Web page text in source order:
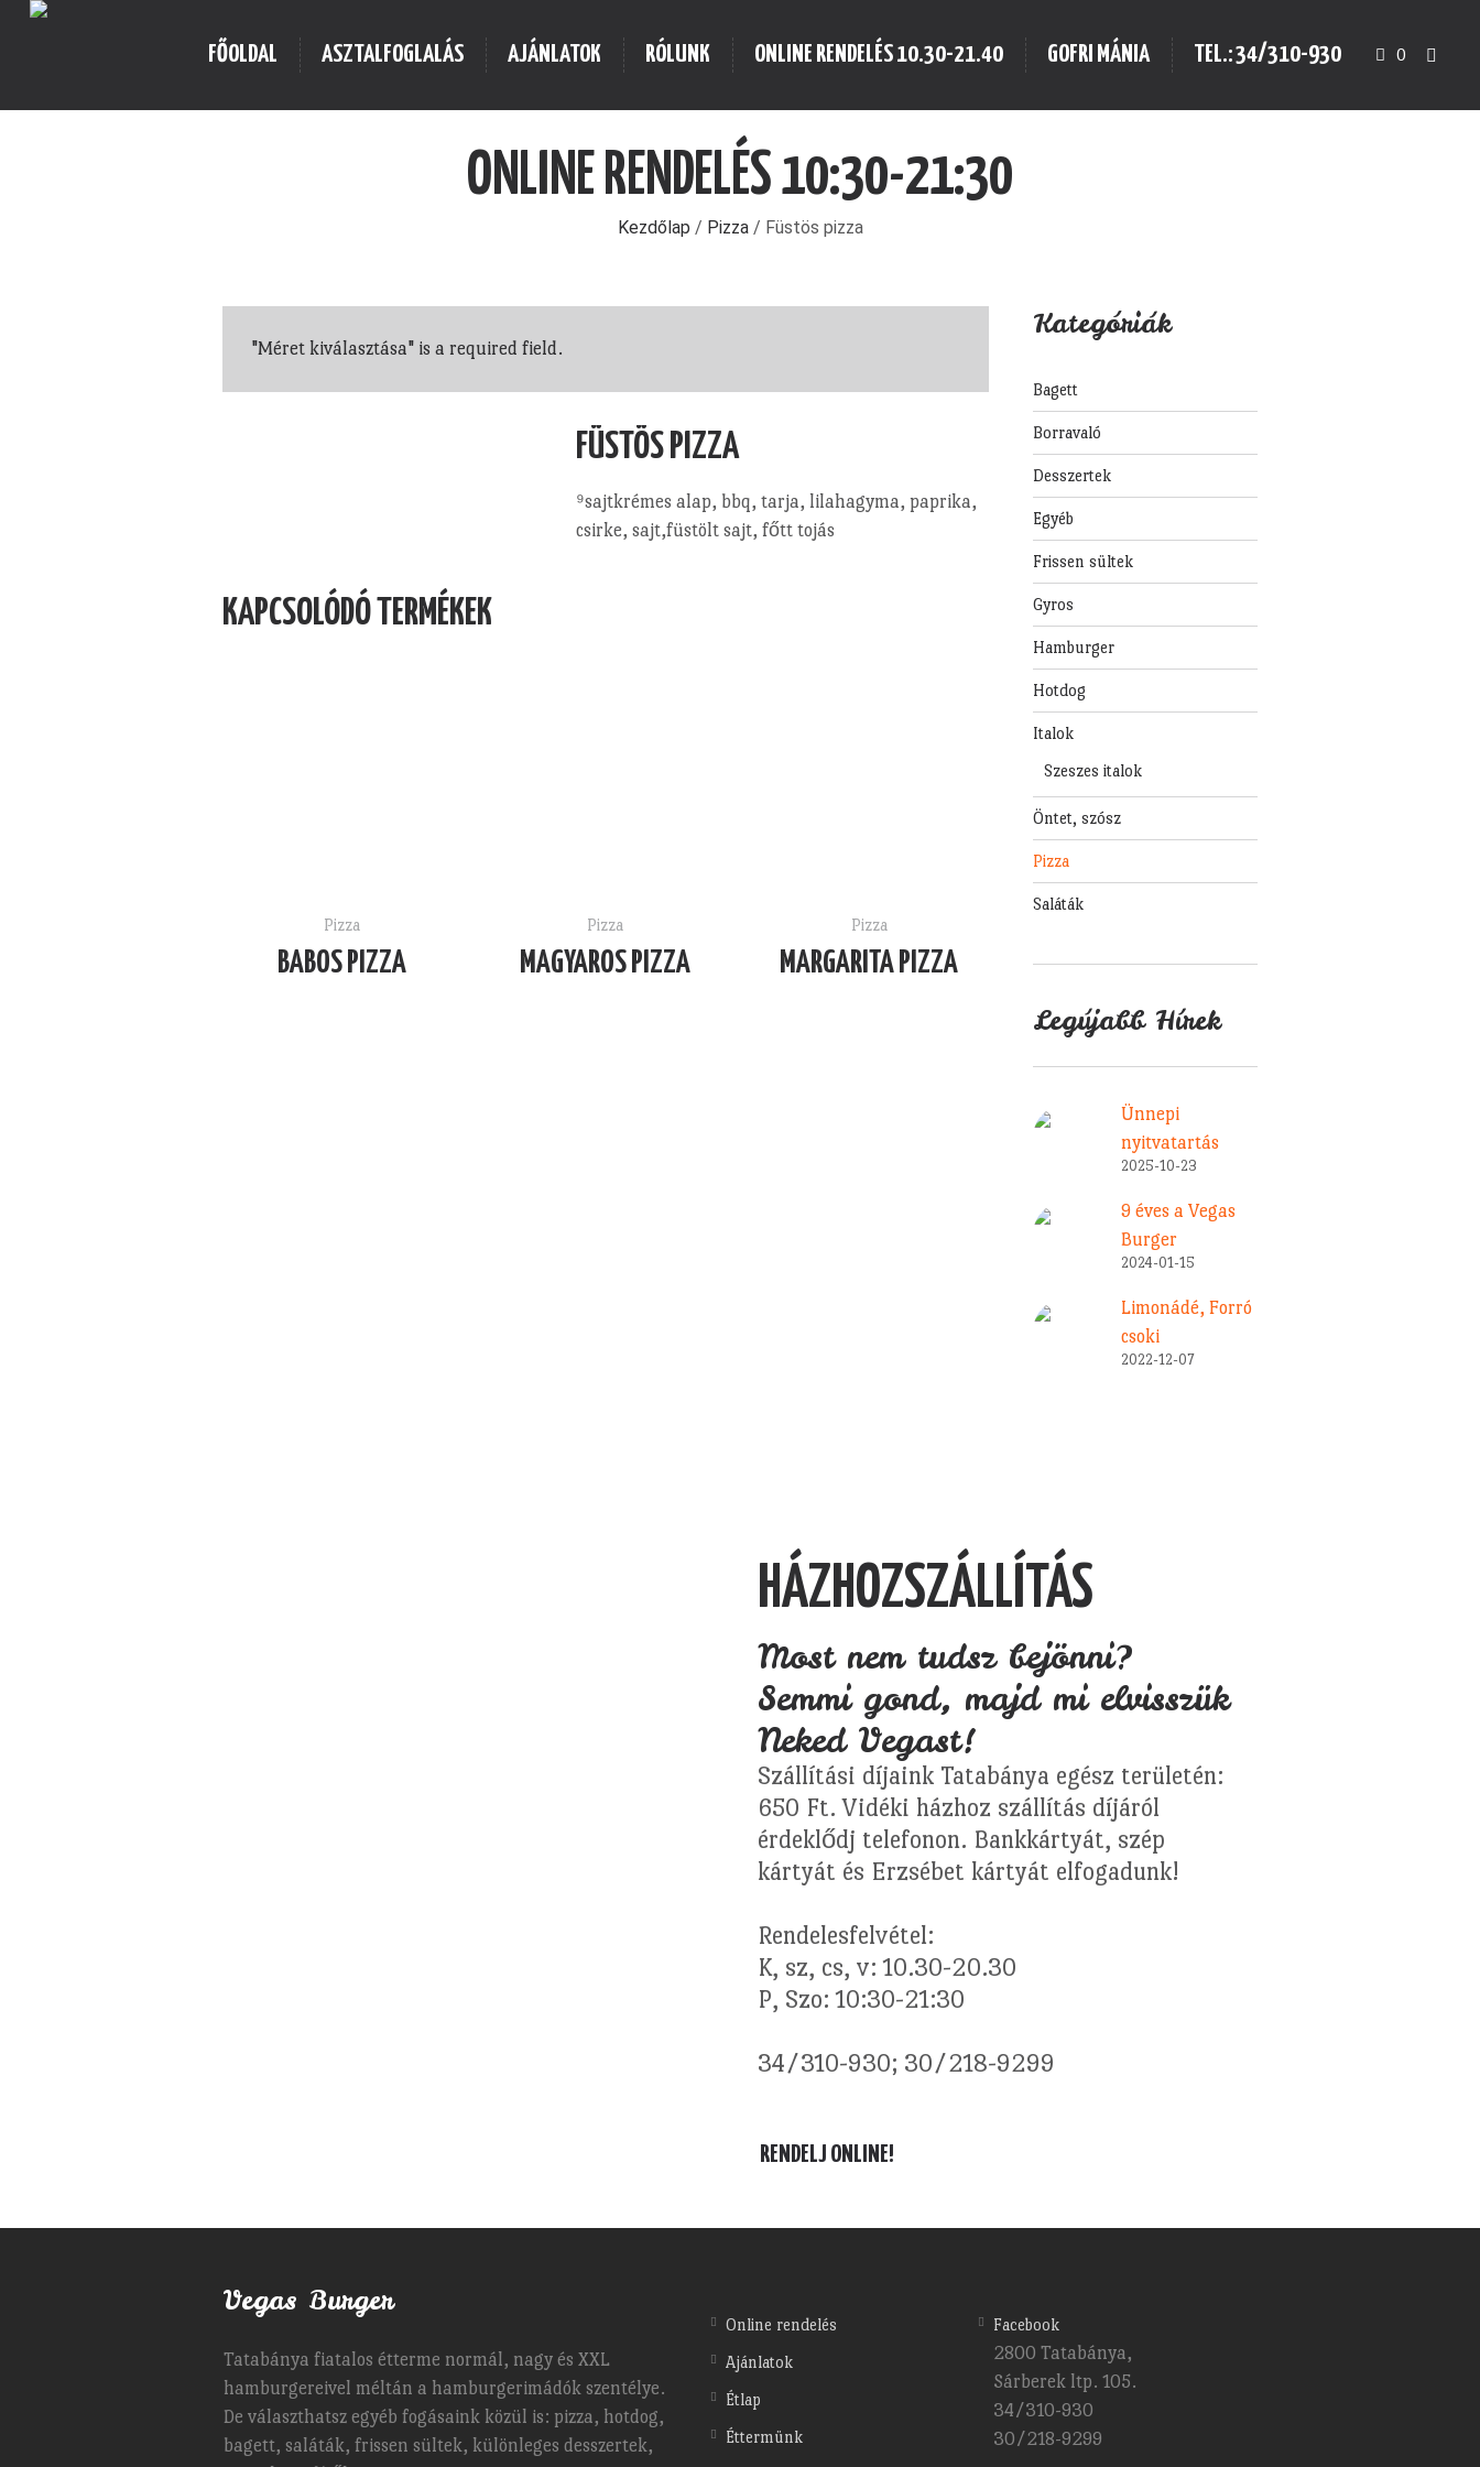
0
FŐOLDAL ASZTALFOGLALÁS AJÁNLATOK RÓLUNK ONLINE RENDELÉS 10.30-21.40 GOFRI MÁNIA TEL.: 34/310-930
ONLINE RENDELÉS 10:30-21:30
Kezdőlap / Pizza/ Füstös pizza
"Méret kiválasztása" is a required field.
FÜSTÖS PIZZA
⁹sajtkrémes alap, bbq, tarja, lilahagyma, paprika,
csirke, sajt,füstölt sajt, főtt tojás
KAPCSOLÓDÓ TERMÉKEK
Pizza
BABOS PIZZA
Pizza
MAGYAROS PIZZA
Pizza
MARGARITA PIZZA
Kategóriák
Bagett
Borravaló
Desszertek
Egyéb
Frissen sültek
Gyros
Hamburger
Hotdog
Italok
Szeszes italok
Öntet, szósz
Pizza
Saláták
Legújabb Hírek
Ünnepi
nyitvatartás
2025-10-23
9 éves a Vegas
Burger
2024-01-15
Limonádé, Forró
csoki
2022-12-07
HÁZHOZSZÁLLÍTÁS
Most nem tudsz bejönni?
Semmi gond, majd mi elvisszük
Neked Vegast!
Szállítási díjaink Tatabánya egész területén:
650 Ft. Vidéki házhoz szállítás díjáról
érdeklődj telefonon. Bankkártyát, szép
kártyát és Erzsébet kártyát elfogadunk!
Rendelesfelvétel:
K, sz, cs, v: 10.30-20.30
P, Szo: 10:30-21:30
34/310-930; 30/218-9299
RENDELJ ONLINE!
Vegas Burger
Tatabánya fiatalos étterme normál, nagy és XXL
hamburgereivel méltán a hamburgerimádók szentélye.
De választhatsz egyéb fogásaink közül is: pizza, hotdog,
bagett, saláták, frissen sültek, különleges desszertek,
Online rendelés
Ajánlatok
Étlap
Éttermünk
Facebook
2800 Tatabánya,
Sárberek ltp. 105.
34/310-930
30/218-9299